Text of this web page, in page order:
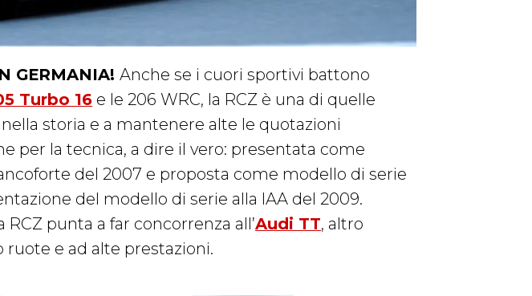
GERMANIA! Anche se i cuori sportivi battono
Turbo 16 e le 206 WRC, la RCZ è una di quelle
storia e a mantenere alte le quotazioni
per la tecnica, a dire il vero: presentata come
del 2007 e proposta come modello di serie
del modello di serie alla IAA del 2009.
RCZ punta a far concorrenza all’Audi TT, altro
e ad alte prestazioni.